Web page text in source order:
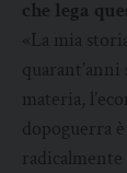
che lega
«La mia
materia,
dopoguerra